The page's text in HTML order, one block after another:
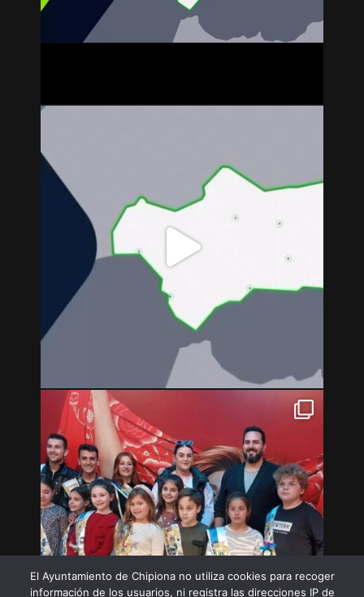
El Ayuntamiento de Chipiona no utiliza cookies para recoger
información de los usuarios, ni registra las direcciones IP de